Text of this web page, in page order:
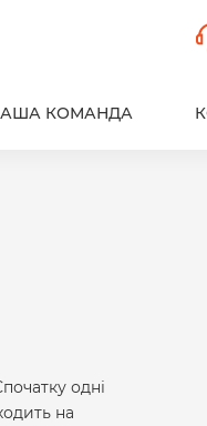
КОМАНДА
одні
на